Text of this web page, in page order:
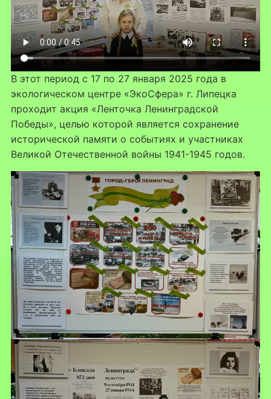
В этот период с 17 по 27 января 2025 года в
экологическом центре «ЭкоСфера» г. Липецка
проходит акция «Ленточка Ленинградской
Победы», целью которой является сохранение
исторической памяти о событиях и участниках
Великой Отечественной войны 1941-1945 годов.